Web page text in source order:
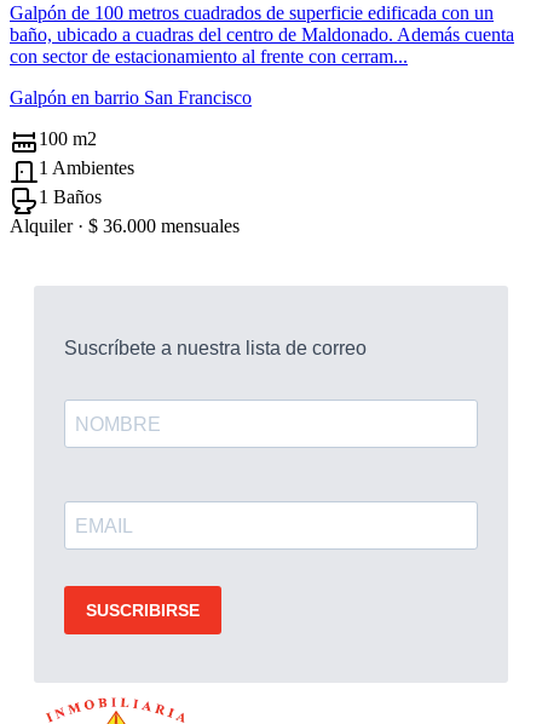
Galpón de 100 metros cuadrados de superficie edificada con un
baño, ubicado a cuadras del centro de Maldonado. Además cuenta
con sector de estacionamiento al frente con cerram...
Galpón en barrio San Francisco
100 m2
1 Ambientes
1 Baños
Alquiler · $ 36.000 mensuales